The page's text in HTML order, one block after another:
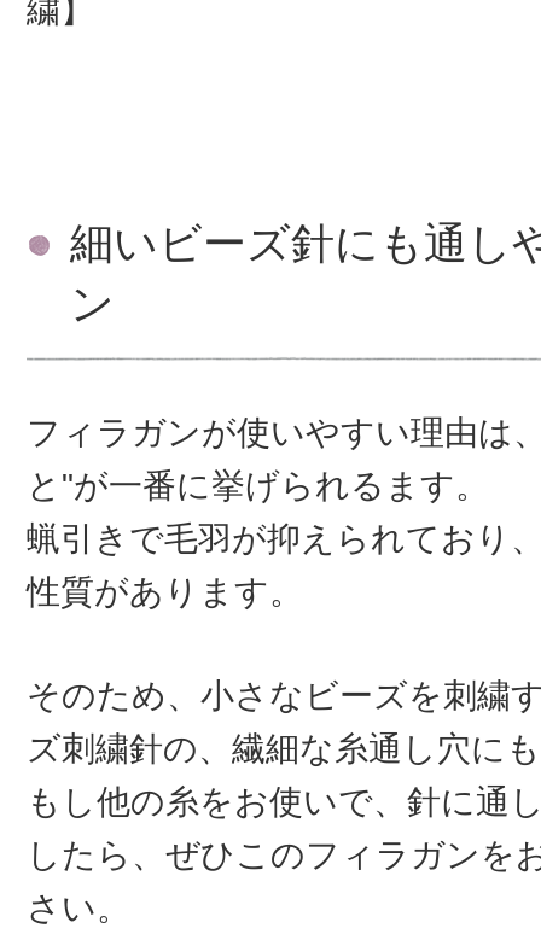
繍】
細いビーズ針にも通し
ン
フィラガンが使いやすい理由は
と"が一番に挙げられるます。
蝋引きで毛羽が抑えられており
性質があります。
そのため、小さなビーズを刺繍
ズ刺繍針の、繊細な糸通し穴に
もし他の糸をお使いで、針に通
したら、ぜひこのフィラガンを
さい。